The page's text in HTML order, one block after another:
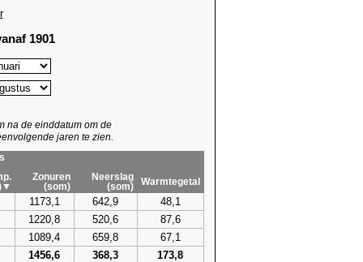
1901
na de einddatum om de
jaren te zien.
Zonuren
(som)
Neerslag
(som)
Warmtegetal
1173,1 642,9
48,1
1220,8
520,6
87,6
1089,4
659,8
67,1
1456,6
368,3 173,8